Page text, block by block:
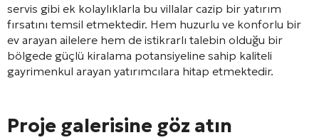
servis gibi ek kolaylıklarla bu villalar cazip bir yatırım
fırsatını temsil etmektedir. Hem huzurlu ve konforlu bir
ev arayan ailelere hem de istikrarlı talebin olduğu bir
bölgede güçlü kiralama potansiyeline sahip kaliteli
gayrimenkul arayan yatırımcılara hitap etmektedir.
Proje galerisine göz atın